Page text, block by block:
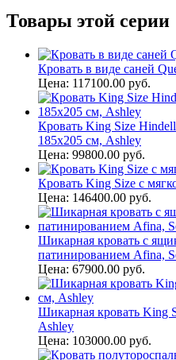
Товары этой серии
Кровать в виде саней
Цена: 117100.00 руб.
Кровать King Size
185х205 см, Ashley
Цена: 99800.00 руб.
Кровать King Size с
Цена: 146400.00 руб.
Шикарная кровать с
патинированием Afina,
Цена: 67900.00 руб.
Шикарная кровать King
Ashley
Цена: 103000.00 руб.